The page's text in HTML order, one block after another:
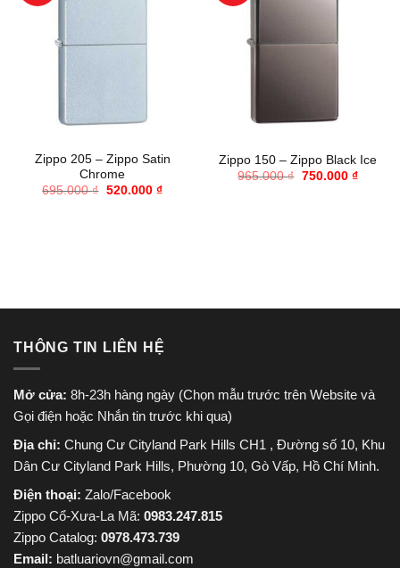
Zippo 205 – Zippo Satin
Chrome
695.000₫ Giá
520.000 ₫Giá
Zippo 150 – Zippo Black Ice
965.000₫ Giá
750.000 ₫Giá
THÔNG TIN LIÊN HỆ
Mở cửa: 8h-23h hàng ngày (Chọn mẫu trước trên Website và
Gọi điện hoặc Nhắn tin trước khi qua)
Địa chỉ: Chung Cư Cityland Park Hills CH1 , Đường số 10, Khu
Dân Cư Cityland Park Hills, Phường 10, Gò Vấp, Hồ Chí Minh.
Điện thoại: Zalo/Facebook
Zippo Cổ-Xưa-La Mã: 0983.247.815
Zippo Catalog: 0978.473.739
Email: batluariovn@gmail.com